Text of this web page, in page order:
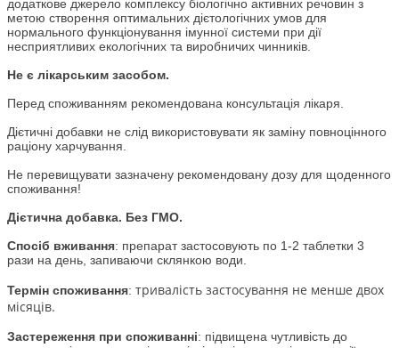
додаткове джерело комплексу біологічно активних речовин з
метою створення оптимальних дієтологічних умов для
нормального функціонування імунної системи при дії
несприятливих екологічних та виробничих чинників.
Не є лікарським засобом.
Перед споживанням рекомендована консультація лікаря.
Дієтичні добавки не слід використовувати як заміну повноцінного
раціону харчування.
Не перевищувати зазначену рекомендовану дозу для щоденного
споживання!
Дієтична добавка. Без ГМО.
Спосіб вживання: препарат застосовують по 1-2 таблетки 3
рази на день, запиваючи склянкою води.
Термін споживання: тривалість застосування не менше двох
місяців.
Застереження при споживанні: підвищена чутливість до